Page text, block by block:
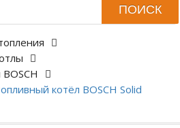
ПОИСК
котёл BOSCH Solid